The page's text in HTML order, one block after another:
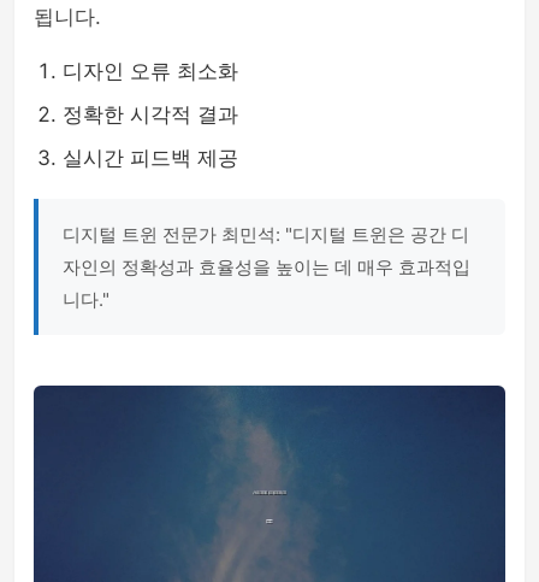
됩니다.
디자인 오류 최소화
정확한 시각적 결과
실시간 피드백 제공
디지털 트윈 전문가 최민석: "디지털 트윈은 공간 디
자인의 정확성과 효율성을 높이는 데 매우 효과적입
니다."